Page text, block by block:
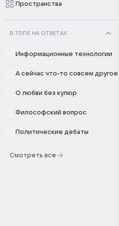
Пространства
В ТОПЕ НА ОТВЕТАХ
Информационные технологии
А сейчас что-то совсем другое
О любви без купюр
Философский вопрос
Политические дебаты
Смотреть все